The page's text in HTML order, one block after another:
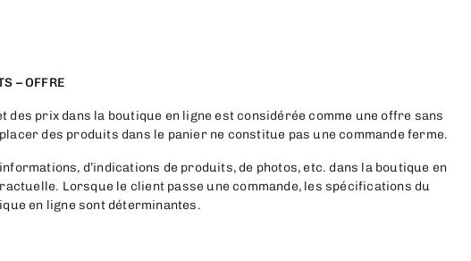
– OFFRE
des prix dans la boutique en ligne est considérée comme une offre sans
des produits dans le panier ne constitue pas une commande ferme.
d’indications de produits, de photos, etc. dans la boutique en
Lorsque le client passe une commande, les spécifications du
en ligne sont déterminantes.